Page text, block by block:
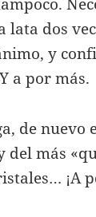
dos
y
a por más.
de nuevo
del más
¡A